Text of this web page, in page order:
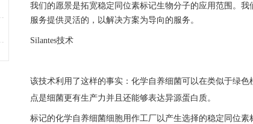
我们的愿景是拓宽稳定同位素标记生物分子的应用范围。
服务提供灵活的，以解决方案为导向的服务。
Silantes技术
该技术利用了这样的事实：化学自养细菌可以在类似于绿
点是细菌更有生产力并且还能够表达异源蛋白质。
标记的化学自养细菌细胞用作工厂以产生选择的稳定同位